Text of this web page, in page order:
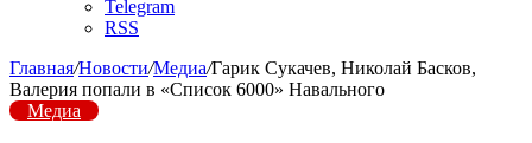
Telegram
RSS
Главная/Новости/Медиа/Гарик Сукачев, Николай Басков,
Валерия попали в «Список 6000» Навального
Медиа